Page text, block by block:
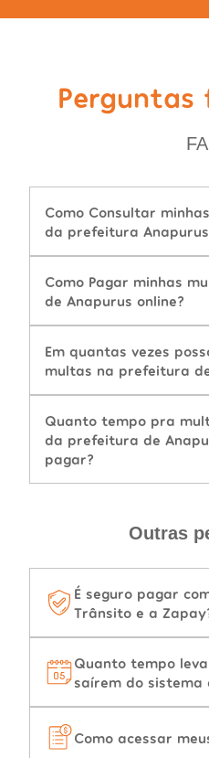
Perguntas
Como Consultar
da prefeitura Anapurus
Como Pagar minhas
de Anapurus online?
Em quantas vezes
multas na prefeitura
Quanto tempo pra
da prefeitura de
pagar?
Outras
É seguro pagar
Trânsito e a
Quanto tempo
saírem do sistema
Como acessar